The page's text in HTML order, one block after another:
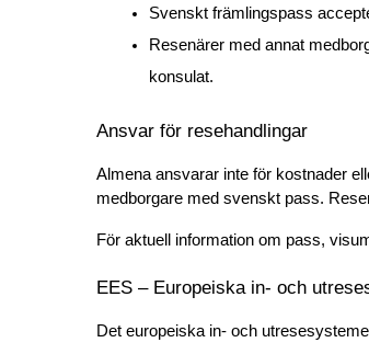
Svenskt främlingspass
Resenärer med annat
konsulat.
Ansvar för resehandlingar
Almena ansvarar inte för kostnader
medborgare med svenskt pass.
För aktuell information om pass,
EES – Europeiska in- och
Det europeiska in- och